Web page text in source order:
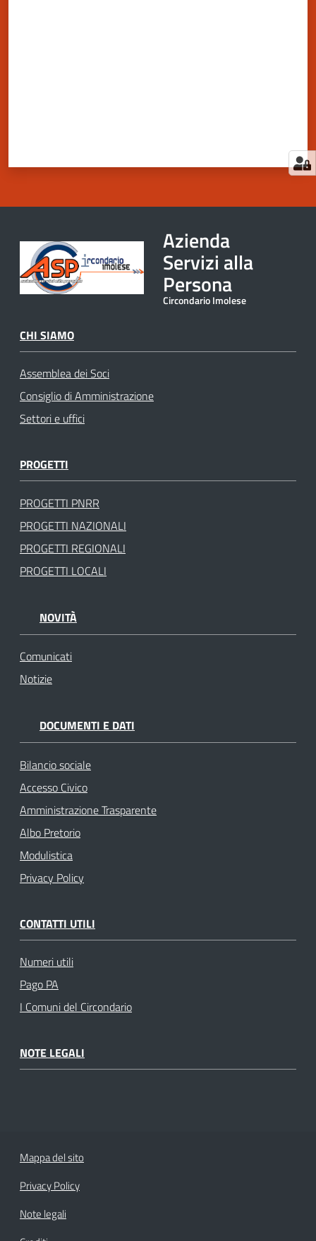
Azienda
Servizi alla
Persona
Circondario Imolese
CHI SIAMO
Assemblea dei Soci
Consiglio di Amministrazione
Settori e uffici
PROGETTI
PROGETTI PNRR
PROGETTI NAZIONALI
PROGETTI REGIONALI
PROGETTI LOCALI
NOVITÀ
Comunicati
Notizie
DOCUMENTI E DATI
Bilancio sociale
Accesso Civico
Amministrazione Trasparente
Albo Pretorio
Modulistica
Privacy Policy
CONTATTI UTILI
Numeri utili
Pago PA
I Comuni del Circondario
NOTE LEGALI
Mappa del sito
Privacy Policy
Note legali